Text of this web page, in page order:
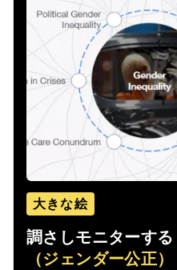
大きな絵
調さしモニターする
（ジェンダー公正）